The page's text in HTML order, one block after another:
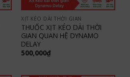
XỊT KÉO DÀI THỜI GIAN
THUỐC XỊT KÉO DÀI THỜI
GIAN QUAN HỆ DYNAMO
DELAY
500,000₫